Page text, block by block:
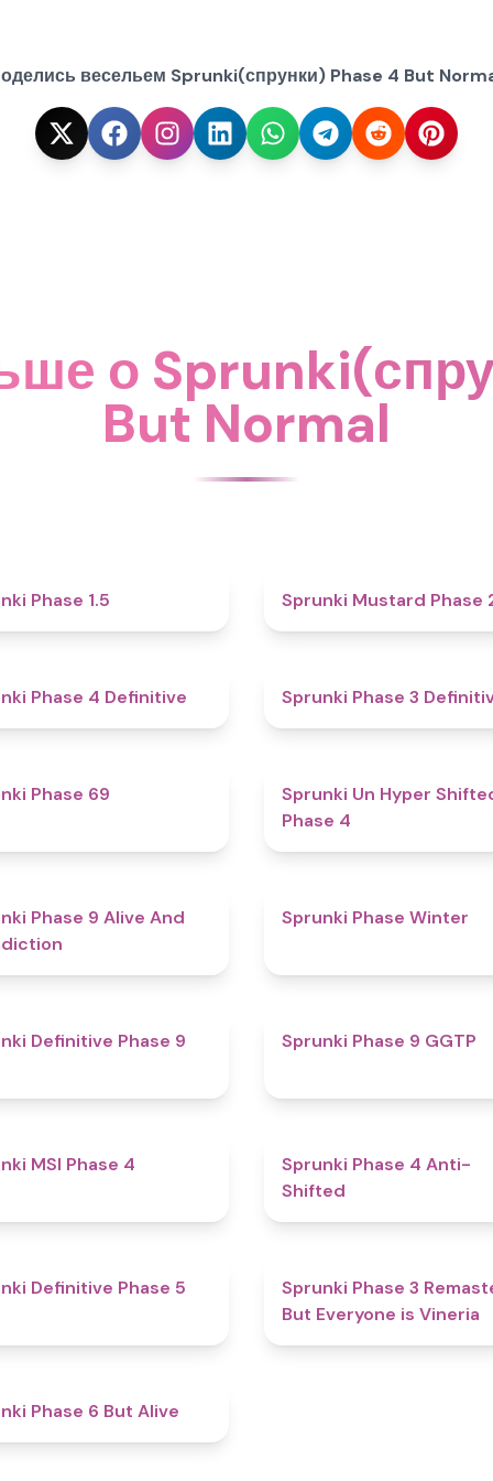
весельем Sprunki(спрунки) Phase 4 But
о
But Normal
Phase 1.5 Sprunki Mustard Phase
Phase 4 Definitive Sprunki Phase 3
Phase 69
Sprunki Un Hyper
Phase 4
Phase 9 Alive And
Sprunki Phase Winter
Definitive Phase 9
Sprunki Phase 9 GGTP
MSI Phase 4
Sprunki Phase 4 Anti-
Shifted
Definitive Phase 5
Sprunki Phase 3
But Everyone is Vineria
Phase 6 But Alive